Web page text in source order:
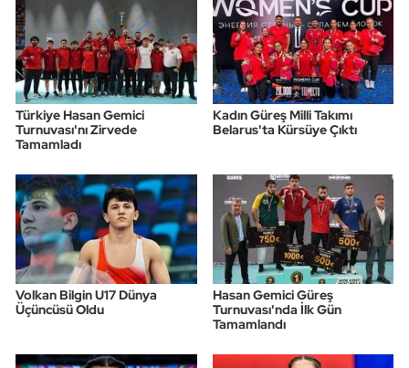
Türkiye Hasan Gemici
Turnuvası'nı Zirvede
Tamamladı
Kadın Güreş Milli Takımı
Belarus'ta Kürsüye Çıktı
Volkan Bilgin U17 Dünya
Üçüncüsü Oldu
Hasan Gemici Güreş
Turnuvası'nda İlk Gün
Tamamlandı